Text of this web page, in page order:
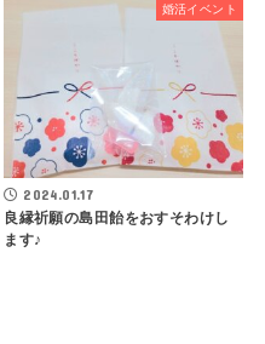
婚活イベント
2024.01.17
良縁祈願の島田飴をおすそわけし
ます♪